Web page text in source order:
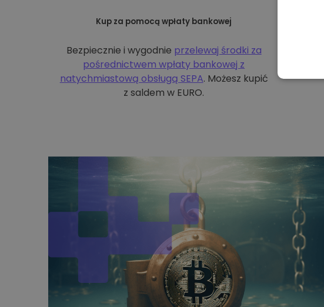
Kup za pomocą wpłaty bankowej
Bezpiecznie i wygodnie przelewaj środki za
pośrednictwem wpłaty bankowej z
natychmiastową obsługą SEPA. Możesz kupić
z saldem w EURO.